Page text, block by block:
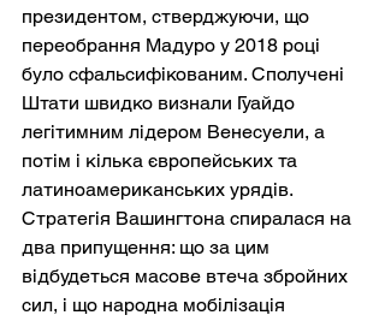
президентом, стверджуючи, що
переобрання Мадуро у 2018 році
було сфальсифікованим. Сполучені
Штати швидко визнали Гуайдо
легітимним лідером Венесуели, а
потім і кілька європейських та
латиноамериканських урядів.
Стратегія Вашингтона спиралася на
два припущення: що за цим
відбудеться масове втеча збройних
сил, і що народна мобілізація